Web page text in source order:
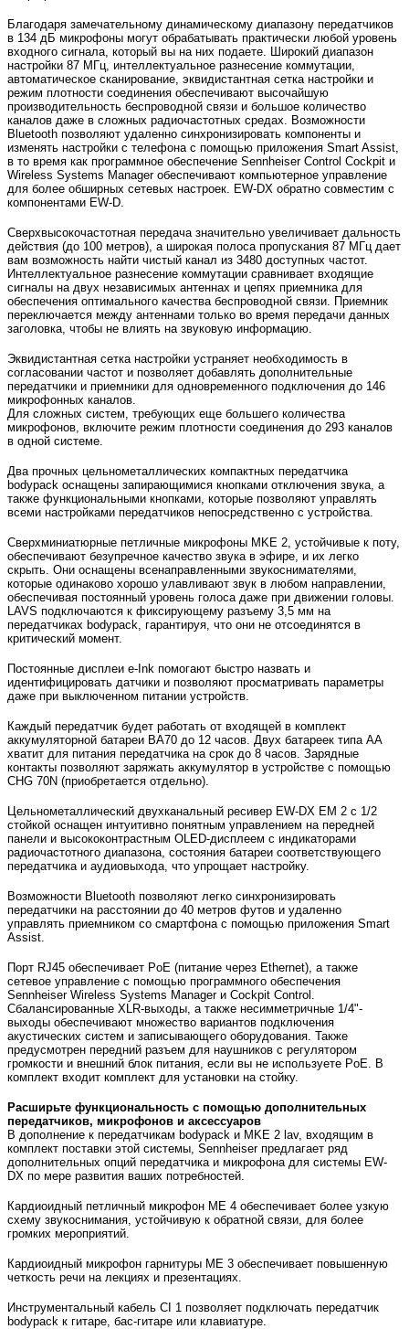
Благодаря замечательному динамическому диапазону передатчиков
в 134 дБ микрофоны могут обрабатывать практически любой уровень
входного сигнала, который вы на них подаете. Широкий диапазон
настройки 87 МГц, интеллектуальное разнесение коммутации,
автоматическое сканирование, эквидистантная сетка настройки и
режим плотности соединения обеспечивают высочайшую
производительность беспроводной связи и большое количество
каналов даже в сложных радиочастотных средах. Возможности
Bluetooth позволяют удаленно синхронизировать компоненты и
изменять настройки с телефона с помощью приложения Smart Assist,
в то время как программное обеспечение Sennheiser Control Cockpit и
Wireless Systems Manager обеспечивают компьютерное управление
для более обширных сетевых настроек. EW-DX обратно совместим с
компонентами EW-D.
Сверхвысокочастотная передача значительно увеличивает дальность
действия (до 100 метров), а широкая полоса пропускания 87 МГц дает
вам возможность найти чистый канал из 3480 доступных частот.
Интеллектуальное разнесение коммутации сравнивает входящие
сигналы на двух независимых антеннах и цепях приемника для
обеспечения оптимального качества беспроводной связи. Приемник
переключается между антеннами только во время передачи данных
заголовка, чтобы не влиять на звуковую информацию.
Эквидистантная сетка настройки устраняет необходимость в
согласовании частот и позволяет добавлять дополнительные
передатчики и приемники для одновременного подключения до 146
микрофонных каналов.
Для сложных систем, требующих еще большего количества
микрофонов, включите режим плотности соединения до 293 каналов
в одной системе.
Два прочных цельнометаллических компактных передатчика
bodypack оснащены запирающимися кнопками отключения звука, а
также функциональными кнопками, которые позволяют управлять
всеми настройками передатчиков непосредственно с устройства.
Сверхминиатюрные петличные микрофоны MKE 2, устойчивые к поту,
обеспечивают безупречное качество звука в эфире, и их легко
скрыть. Они оснащены всенаправленными звукоснимателями,
которые одинаково хорошо улавливают звук в любом направлении,
обеспечивая постоянный уровень голоса даже при движении головы.
LAVS подключаются к фиксирующему разъему 3,5 мм на
передатчиках bodypack, гарантируя, что они не отсоединятся в
критический момент.
Постоянные дисплеи e-Ink помогают быстро назвать и
идентифицировать датчики и позволяют просматривать параметры
даже при выключенном питании устройств.
Каждый передатчик будет работать от входящей в комплект
аккумуляторной батареи BA70 до 12 часов. Двух батареек типа АА
хватит для питания передатчика на срок до 8 часов. Зарядные
контакты позволяют заряжать аккумулятор в устройстве с помощью
CHG 70N (приобретается отдельно).
Цельнометаллический двухканальный ресивер EW-DX EM 2 с 1/2
стойкой оснащен интуитивно понятным управлением на передней
панели и высококонтрастным OLED-дисплеем с индикаторами
радиочастотного диапазона, состояния батареи соответствующего
передатчика и аудиовыхода, что упрощает настройку.
Возможности Bluetooth позволяют легко синхронизировать
передатчики на расстоянии до 40 метров футов и удаленно
управлять приемником со смартфона с помощью приложения Smart
Assist.
Порт RJ45 обеспечивает PoE (питание через Ethernet), а также
сетевое управление с помощью программного обеспечения
Sennheiser Wireless Systems Manager и Cockpit Control.
Сбалансированные XLR-выходы, а также несимметричные 1/4"-
выходы обеспечивают множество вариантов подключения
акустических систем и записывающего оборудования. Также
предусмотрен передний разъем для наушников с регулятором
громкости и внешний блок питания, если вы не используете PoE. В
комплект входит комплект для установки на стойку.
Расширьте функциональность с помощью дополнительных
передатчиков, микрофонов и аксессуаров
В дополнение к передатчикам bodypack и MKE 2 lav, входящим в
комплект поставки этой системы, Sennheiser предлагает ряд
дополнительных опций передатчика и микрофона для системы EW-
DX по мере развития ваших потребностей.
Кардиоидный петличный микрофон ME 4 обеспечивает более узкую
схему звукоснимания, устойчивую к обратной связи, для более
громких мероприятий.
Кардиоидный микрофон гарнитуры ME 3 обеспечивает повышенную
четкость речи на лекциях и презентациях.
Инструментальный кабель CI 1 позволяет подключать передатчик
bodypack к гитаре, бас-гитаре или клавиатуре.